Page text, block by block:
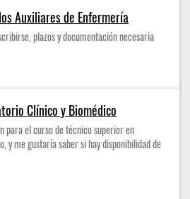
Auxiliares de Enfermería
plazos y documentación necesaria
Clínico y Biomédico
para el curso de técnico superior en
y me gustaría saber si hay disponibilidad de